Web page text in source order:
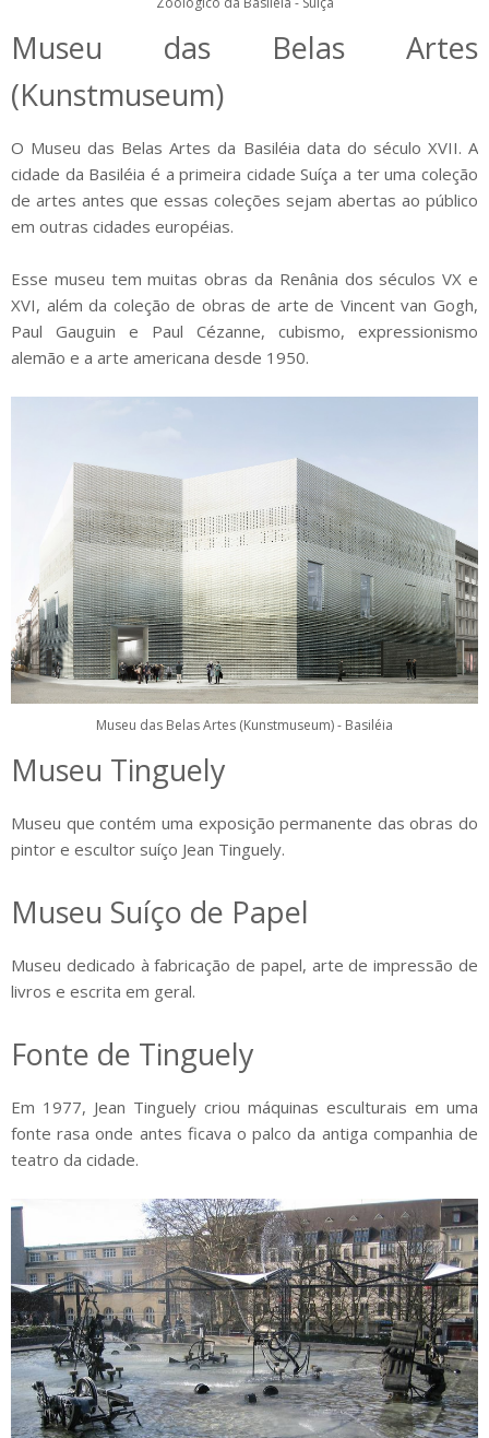
Museu das Belas Artes
(Kunstmuseum)
O Museu das Belas Artes da Basiléia data do século XVII. A
cidade da Basiléia é a primeira cidade Suíça a ter uma coleção
de artes antes que essas coleções sejam abertas ao público
em outras cidades européias.
Esse museu tem muitas obras da Renânia dos séculos VX e
XVI, além da coleção de obras de arte de Vincent van Gogh,
Paul Gauguin e Paul Cézanne, cubismo, expressionismo
alemão e a arte americana desde 1950.
Museu das Belas Artes (Kunstmuseum) - Basiléia
Museu Tinguely
Museu que contém uma exposição permanente das obras do
pintor e escultor suíço Jean Tinguely.
Museu Suíço de Papel
Museu dedicado à fabricação de papel, arte de impressão de
livros e escrita em geral.
Fonte de Tinguely
Em 1977, Jean Tinguely criou máquinas esculturais em uma
fonte rasa onde antes ficava o palco da antiga companhia de
teatro da cidade.